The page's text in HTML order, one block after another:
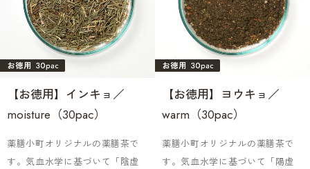
【お徳用】インキョ／
moisture（30pac）
薬膳小町オリジナルの薬膳茶で
す。気血水学に基づいて「陰虚
【お徳用】ヨウキョ／
warm（30pac）
薬膳小町オリジナルの薬膳茶で
す。気血水学に基づいて「陽虚